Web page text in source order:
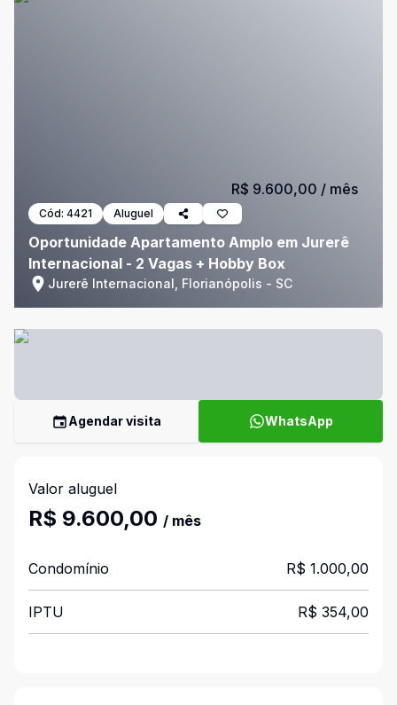
Cód: 4421 Aluguel
Oportunidade Apartamento Amplo em Jurerê
Internacional - 2 Vagas + Hobby Box
Jurerê Internacional, Florianópolis - SC
R$ 9.600,00 / mês
Agendar visita WhatsApp
Valor aluguel
R$ 9.600,00 / mês
Condomínio R$ 1.000,00
IPTU R$ 354,00